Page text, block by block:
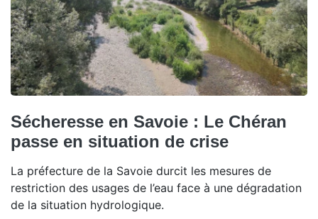
Sécheresse en Savoie : Le Chéran
passe en situation de crise
La préfecture de la Savoie durcit les mesures de
restriction des usages de l’eau face à une dégradation
de la situation hydrologique.